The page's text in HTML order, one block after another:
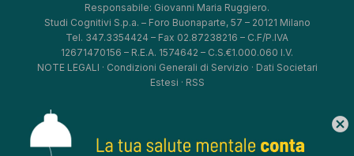
Responsabile: Giovanni Maria Ruggiero.
Studi Cognitivi S.p.a. – Foro Buonaparte, 57 – 20121 Milano
Tel. 347.3354424 – Fax 02.87238216 – C.F/P.IVA
12671470156 – R.E.A. 1574642 – C.S.€1.000.060 I.V.
NOTE LEGALI · Condizioni Generali di Servizio · Dati Societari
Estesi · RSS
** **
cancel